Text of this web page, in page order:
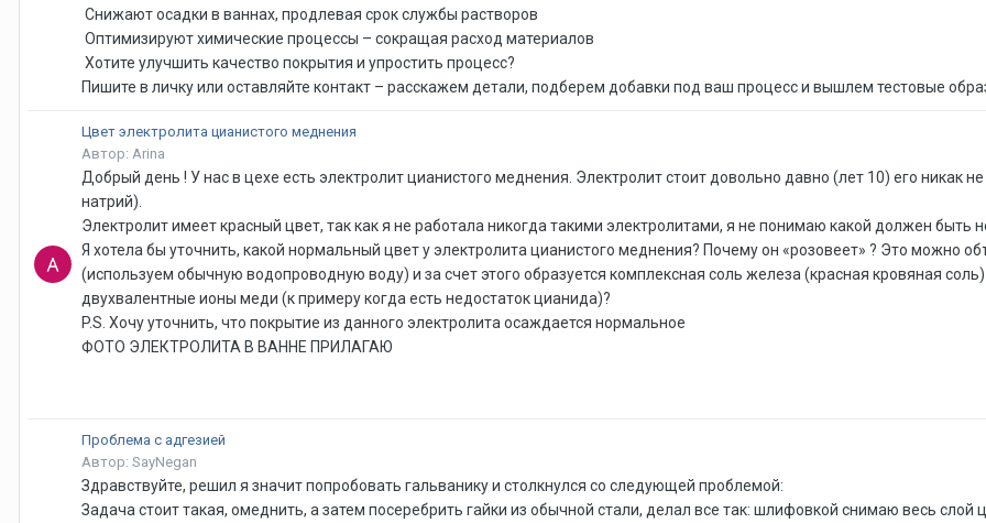
Снижают осадки в ваннах, продлевая срок службы растворов
Оптимизируют химические процессы – сокращая расход материалов
Хотите улучшить качество покрытия и упростить процесс?
Пишите в личку или оставляйте контакт – расскажем детали, подберем добавки под ваш процесс и вышлем тестовые
Цвет электролита цианистого меднения
Автор: Arina
Добрый день ! У нас в цехе есть электролит цианистого меднения. Электролит стоит довольно давно (лет 10) его никак
натрий).
Электролит имеет красный цвет, так как я не работала никогда такими электролитами, я не понимаю какой должен быть
Я хотела бы уточнить, какой нормальный цвет у электролита цианистого меднения? Почему он «розовеет» ? Это можно
(используем обычную водопроводную воду) и за счет этого образуется комплексная соль железа (красная кровяная
двухвалентные ионы меди (к примеру когда есть недостаток цианида)?
P.S. Хочу уточнить, что покрытие из данного электролита осаждается нормальное
ФОТО ЭЛЕКТРОЛИТА В ВАННЕ ПРИЛАГАЮ
Проблема с адгезией
Автор: SayNegan
Здравствуйте, решил я значит попробовать гальванику и столкнулся со следующей проблемой:
Задача стоит такая, омеднить, а затем посеребрить гайки из обычной стали, делал все так: шлифовкой снимаю весь